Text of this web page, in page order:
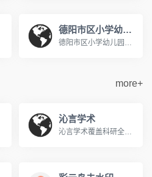
德阳市区小学幼儿园入学服务平台
德阳市区小学幼儿园入学服务平台http://www.jyedu.ren/nurseryPc/index.html
more+
沁言学术
沁言学术覆盖科研全流程服务:智能文献检索、结构化阅读、卡片笔记、格式引用与AI写作构思,助力内容产出效率提升10倍。